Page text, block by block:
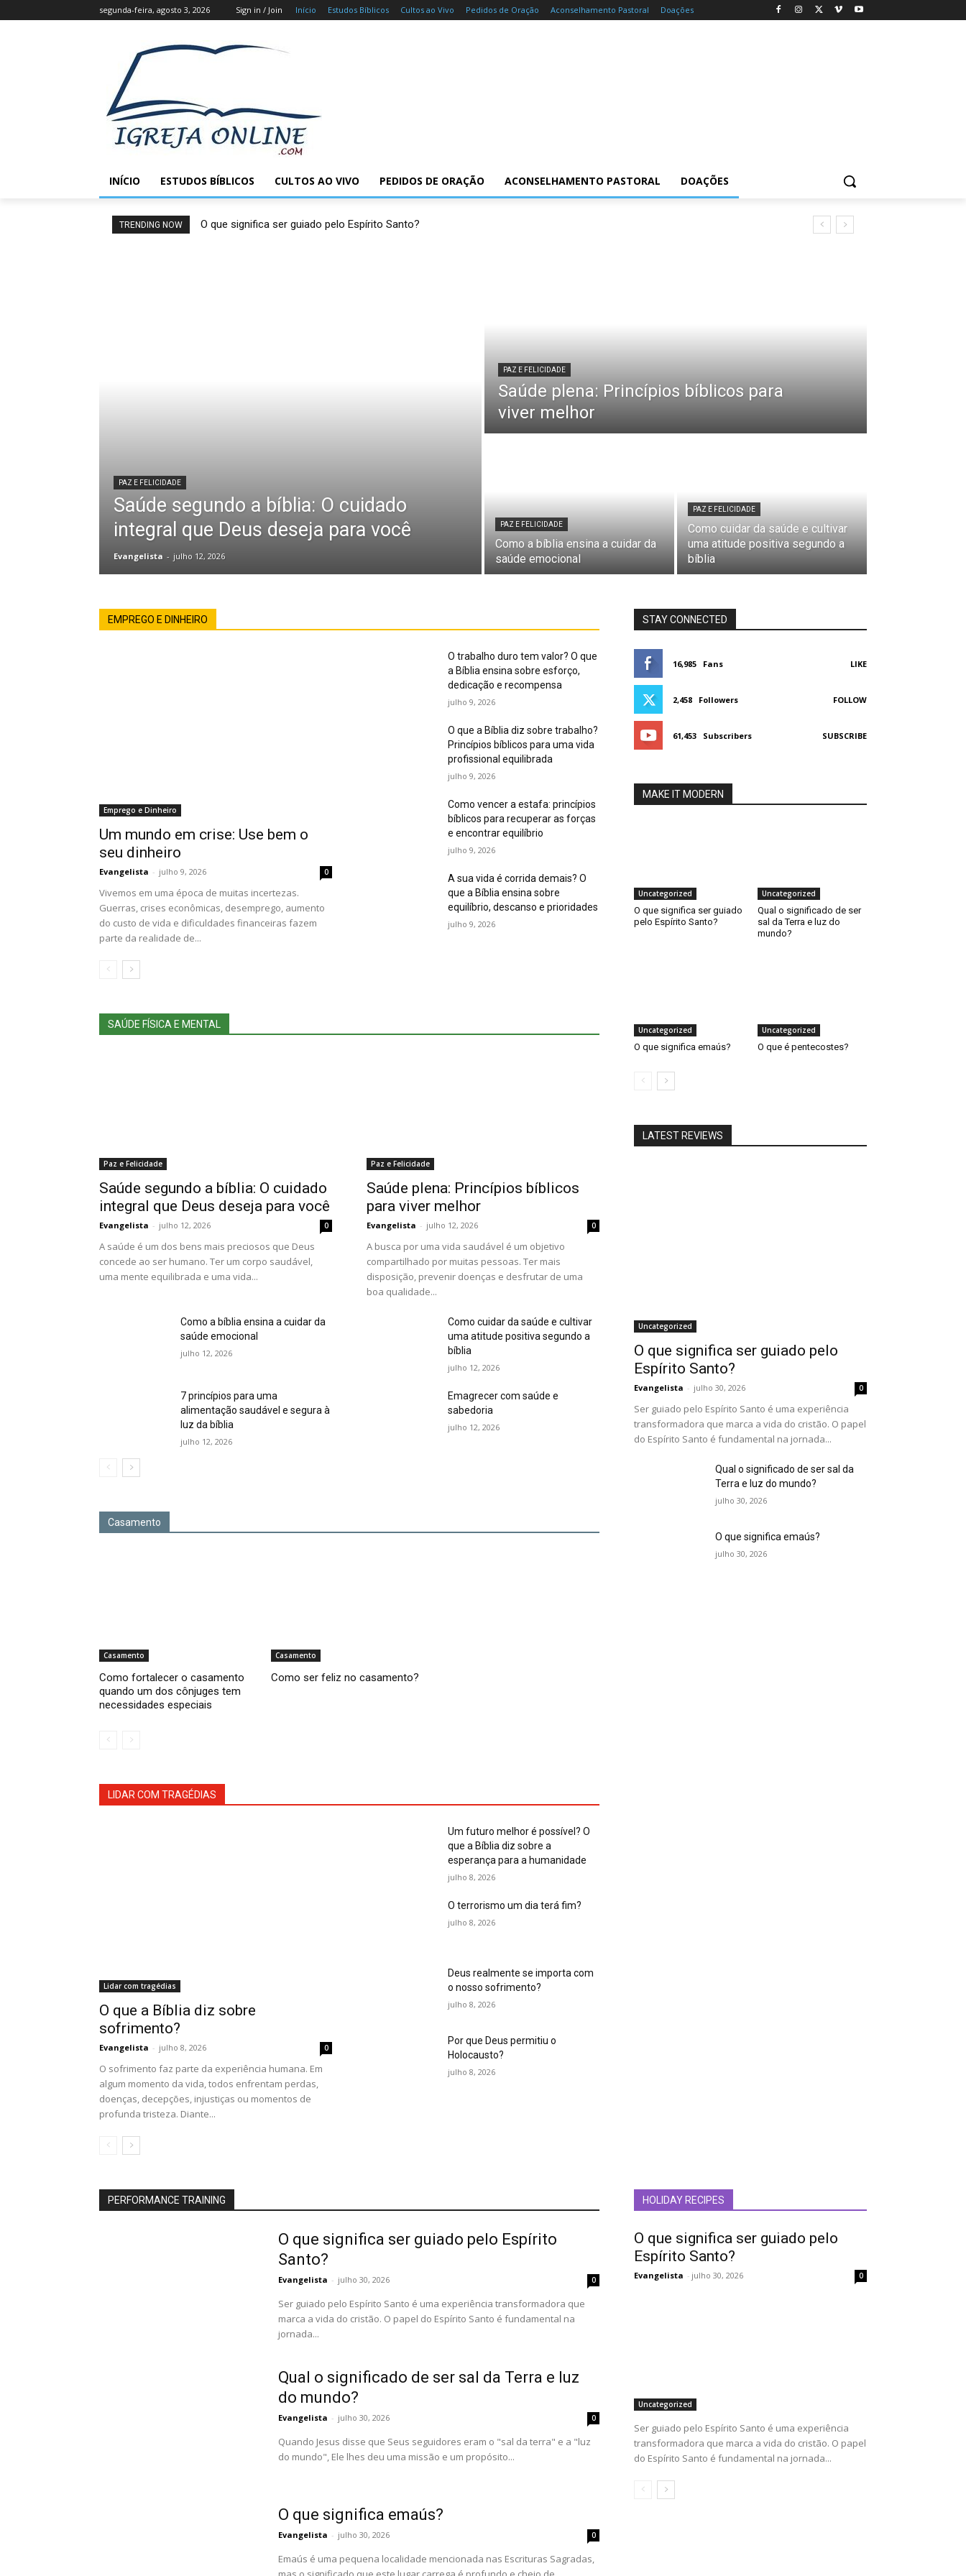
segunda-feira, agosto 3, 2026 Sign in / Join Início Estudos Bíblicos Cultos ao Vivo Pedidos de Oração Aconselhamento Pastoral Doações
INÍCIO ESTUDOS BÍBLICOS CULTOS AO VIVO PEDIDOS DE ORAÇÃO ACONSELHAMENTO PASTORAL DOAÇÕES
TRENDING NOW O que significa ser guiado pelo Espírito Santo?
PAZ E FELICIDADE
Saúde segundo a bíblia: O cuidado
integral que Deus deseja para você
Evangelista - julho 12, 2026
PAZ E FELICIDADE
Saúde plena: Princípios bíblicos para
viver melhor
PAZ E FELICIDADE
Como a bíblia ensina a cuidar da
saúde emocional
PAZ E FELICIDADE
Como cuidar da saúde e cultivar
uma atitude positiva segundo a
bíblia
EMPREGO E DINHEIRO
Emprego e Dinheiro
Um mundo em crise: Use bem o
seu dinheiro
Evangelista - julho 9, 2026 0
Vivemos em uma época de muitas incertezas.
Guerras, crises econômicas, desemprego, aumento
do custo de vida e dificuldades financeiras fazem
parte da realidade de...
O trabalho duro tem valor? O que
a Bíblia ensina sobre esforço,
dedicação e recompensa
julho 9, 2026
O que a Bíblia diz sobre trabalho?
Princípios bíblicos para uma vida
profissional equilibrada
julho 9, 2026
Como vencer a estafa: princípios
bíblicos para recuperar as forças
e encontrar equilíbrio
julho 9, 2026
A sua vida é corrida demais? O
que a Bíblia ensina sobre
equilíbrio, descanso e prioridades
julho 9, 2026
SAÚDE FÍSICA E MENTAL
Paz e Felicidade
Saúde segundo a bíblia: O cuidado
integral que Deus deseja para você
Evangelista - julho 12, 2026 0
A saúde é um dos bens mais preciosos que Deus
concede ao ser humano. Ter um corpo saudável,
uma mente equilibrada e uma vida...
Paz e Felicidade
Saúde plena: Princípios bíblicos
para viver melhor
Evangelista - julho 12, 2026 0
A busca por uma vida saudável é um objetivo
compartilhado por muitas pessoas. Ter mais
disposição, prevenir doenças e desfrutar de uma
boa qualidade...
Como a bíblia ensina a cuidar da
saúde emocional
julho 12, 2026
Como cuidar da saúde e cultivar
uma atitude positiva segundo a
bíblia
julho 12, 2026
7 princípios para uma
alimentação saudável e segura à
luz da bíblia
julho 12, 2026
Emagrecer com saúde e
sabedoria
julho 12, 2026
Casamento
Casamento
Como fortalecer o casamento
quando um dos cônjuges tem
necessidades especiais
Casamento
Como ser feliz no casamento?
LIDAR COM TRAGÉDIAS
Lidar com tragédias
O que a Bíblia diz sobre
sofrimento?
Evangelista - julho 8, 2026 0
O sofrimento faz parte da experiência humana. Em
algum momento da vida, todos enfrentam perdas,
doenças, decepções, injustiças ou momentos de
profunda tristeza. Diante...
Um futuro melhor é possível? O
que a Bíblia diz sobre a
esperança para a humanidade
julho 8, 2026
O terrorismo um dia terá fim?
julho 8, 2026
Deus realmente se importa com
o nosso sofrimento?
julho 8, 2026
Por que Deus permitiu o
Holocausto?
julho 8, 2026
STAY CONNECTED
16,985 Fans LIKE
2,458 Followers FOLLOW
61,453 Subscribers SUBSCRIBE
MAKE IT MODERN
Uncategorized
O que significa ser guiado
pelo Espírito Santo?
Uncategorized
Qual o significado de ser
sal da Terra e luz do
mundo?
Uncategorized
O que significa emaús?
Uncategorized
O que é pentecostes?
LATEST REVIEWS
Uncategorized
O que significa ser guiado pelo
Espírito Santo?
Evangelista - julho 30, 2026 0
Ser guiado pelo Espírito Santo é uma experiência
transformadora que marca a vida do cristão. O papel
do Espírito Santo é fundamental na jornada...
Qual o significado de ser sal da
Terra e luz do mundo?
julho 30, 2026
O que significa emaús?
julho 30, 2026
PERFORMANCE TRAINING
O que significa ser guiado pelo Espírito
Santo?
Evangelista - julho 30, 2026 0
Ser guiado pelo Espírito Santo é uma experiência transformadora que
marca a vida do cristão. O papel do Espírito Santo é fundamental na
jornada...
Qual o significado de ser sal da Terra e luz
do mundo?
Evangelista - julho 30, 2026 0
Quando Jesus disse que Seus seguidores eram o "sal da terra" e a "luz
do mundo", Ele lhes deu uma missão e um propósito...
O que significa emaús?
Evangelista - julho 30, 2026 0
Emaús é uma pequena localidade mencionada nas Escrituras Sagradas,
HOLIDAY RECIPES
O que significa ser guiado pelo
Espírito Santo?
Evangelista - julho 30, 2026 0
Uncategorized
Ser guiado pelo Espírito Santo é uma experiência
transformadora que marca a vida do cristão. O papel
do Espírito Santo é fundamental na jornada...